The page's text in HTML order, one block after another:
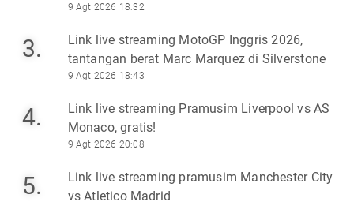
9 Agt 2026 18:32
3.
Link live streaming MotoGP Inggris 2026,
tantangan berat Marc Marquez di Silverstone
9 Agt 2026 18:43
4.
Link live streaming Pramusim Liverpool vs AS
Monaco, gratis!
9 Agt 2026 20:08
5.
Link live streaming pramusim Manchester City
vs Atletico Madrid